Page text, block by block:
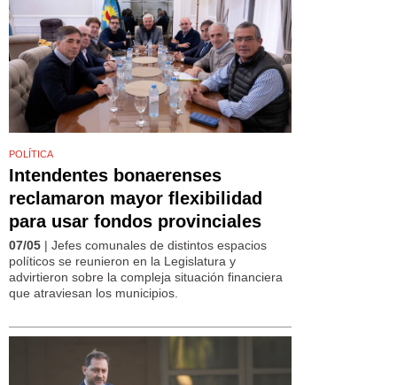
POLÍTICA
Intendentes bonaerenses
reclamaron mayor flexibilidad
para usar fondos provinciales
07/05 | Jefes comunales de distintos espacios
políticos se reunieron en la Legislatura y
advirtieron sobre la compleja situación financiera
que atraviesan los municipios.